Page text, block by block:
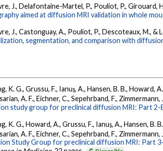
J., Delafontaine-Martel, P., Pouliot, P., Girouard,
aimed at diffusion MRI validation in whole
J., Castonguay, A., Pouliot, P., Descoteaux, M., &
segmentation, and comparison with
K. G., Grussu, F., Ianuş, A., Hansen, B. B., Howard,
A. F., Eichner, C., Sepehrband, F.,
study group for preclinical diffusion MRI: Part 2-
K. G., Howard, A., Grussu, F., Ianuş, A., Hansen, B.
A. F., Eichner, C., Sepehrband, F.,
Study Group for preclinical diffusion MRI: Part